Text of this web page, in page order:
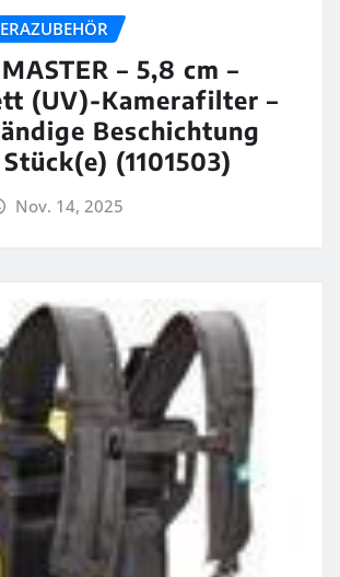
– 5,8 cm –
(UV)-Kamerafilter –
Beschichtung
Stück(e) (1101503)
Nov. 14, 2025